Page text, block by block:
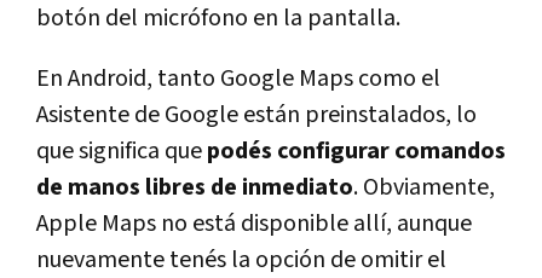
botón del micrófono en la pantalla.
En Android, tanto Google Maps como el
Asistente de Google están preinstalados, lo
que significa quepodés configurar comandos
de manos libres de inmediato. Obviamente,
Apple Maps no está disponible allí, aunque
nuevamente tenés la opción de omitir el